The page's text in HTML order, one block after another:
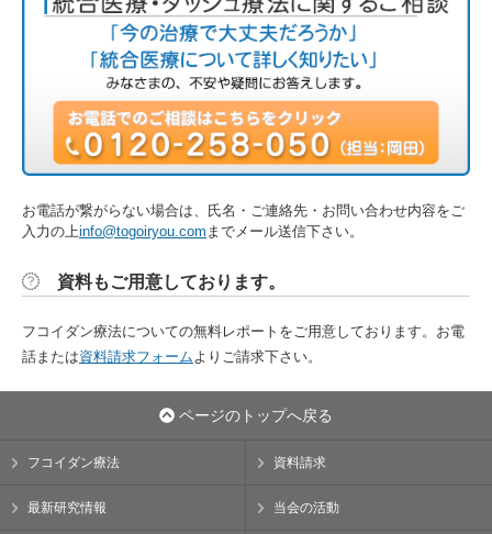
お電話が繋がらない場合は、氏名・ご連絡先・お問い合わせ内容をご
入力の上info@togoiryou.com までメール送信下さい。
資料もご用意しております。
フコイダン療法についての無料レポートをご用意しております。お電
話または資料請求フォームよりご請求下さい。
ページのトップへ戻る
フコイダン療法 資料請求
最新研究情報 当会の活動